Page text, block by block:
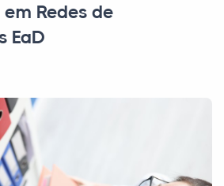
Redes de
EaD